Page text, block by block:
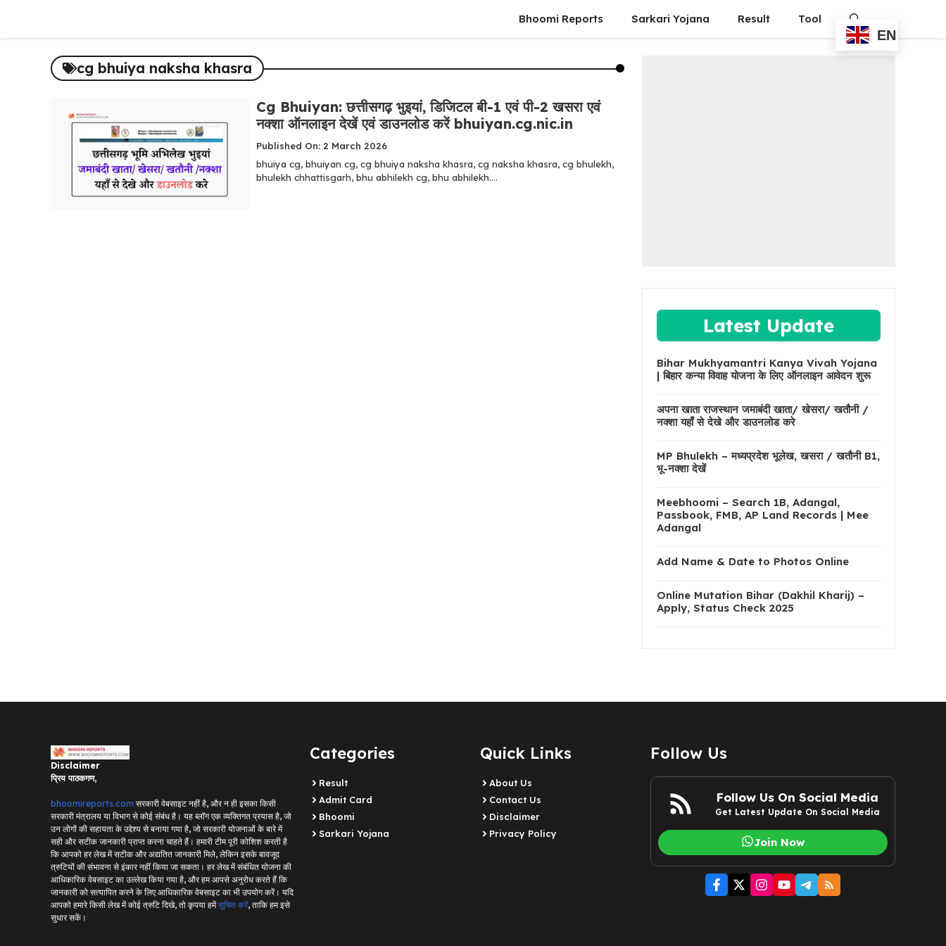
content
Bhoomi Reports Sarkari Yojana Result Tool
EN
cg bhuiya naksha khasra
Cg Bhuiyan: छत्तीसगढ़ भुइयां, डिजिटल बी-1 एवं पी-2 खसरा एवं
नक्शा ऑनलाइन देखें एवं डाउनलोड करें bhuiyan.cg.nic.in
Published On: 2 March 2026
bhuiya cg, bhuiyan cg, cg bhuiya naksha khasra, cg naksha khasra, cg bhulekh,
bhulekh chhattisgarh, bhu abhilekh cg, bhu abhilekh....
Latest Update
Bihar Mukhyamantri Kanya Vivah Yojana
| बिहार कन्या विवाह योजना के लिए ऑनलाइन आवेदन शुरू
अपना खाता राजस्थान जमाबंदी खाता/ खेसरा/ खतौनी /
नक्शा यहाँ से देखे और डाउनलोड करे
MP Bhulekh – मध्यप्रदेश भूलेख, खसरा / खतौनी B1,
भू-नक्शा देखें
Meebhoomi – Search 1B, Adangal,
Passbook, FMB, AP Land Records | Mee
Adangal
Add Name & Date to Photos Online
Online Mutation Bihar (Dakhil Kharij) –
Apply, Status Check 2025
Disclaimer
प्रिय पाठकगण,
bhoomireports.com सरकारी वेबसाइट नहीं है, और न ही इसका किसी
सरकारी मंत्रालय या विभाग से कोई संबंध है। यह ब्लॉग एक व्यक्तिगत प्रयास है, जो
उन लोगों की सहायता के उद्देश्य से बनाया गया है, जो सरकारी योजनाओं के बारे में
सही और सटीक जानकारी प्राप्त करना चाहते हैं। हमारी टीम पूरी कोशिश करती है
कि आपको हर लेख में सटीक और अद्यतित जानकारी मिले, लेकिन इसके बावजूद
त्रुटियों की संभावना से इंकार नहीं किया जा सकता। हर लेख में संबंधित योजना की
आधिकारिक वेबसाइट का उल्लेख किया गया है, और हम आपसे अनुरोध करते हैं कि
जानकारी को सत्यापित करने के लिए आधिकारिक वेबसाइट का भी उपयोग करें। यदि
आपको हमारे किसी लेख में कोई त्रुटि दिखे, तो कृपया हमेंसूचित करें, ताकि हम इसे
सुधार सकें।
Categories
Result
Admit Card
Bhoomi
Sarkari Yojana
Quick Links
About Us
Contact Us
Disclaimer
Privacy Policy
Follow Us
Follow Us On Social Media
Get Latest Update On Social Media
Join Now